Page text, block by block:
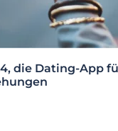
die Dating-App